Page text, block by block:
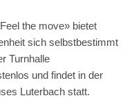
the move» bietet
sich selbstbestimmt
Turnhalle
und findet in der
Luterbach statt.